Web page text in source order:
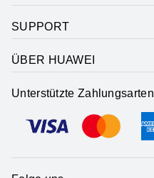
SUPPORT
ÜBER HUAWEI
Unterstützte Zahlungsarten